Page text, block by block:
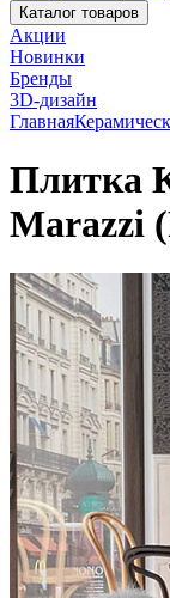
Каталог товаров
Акции
Новинки
Бренды
3D-дизайн
Главная
Плитка
Marazzi